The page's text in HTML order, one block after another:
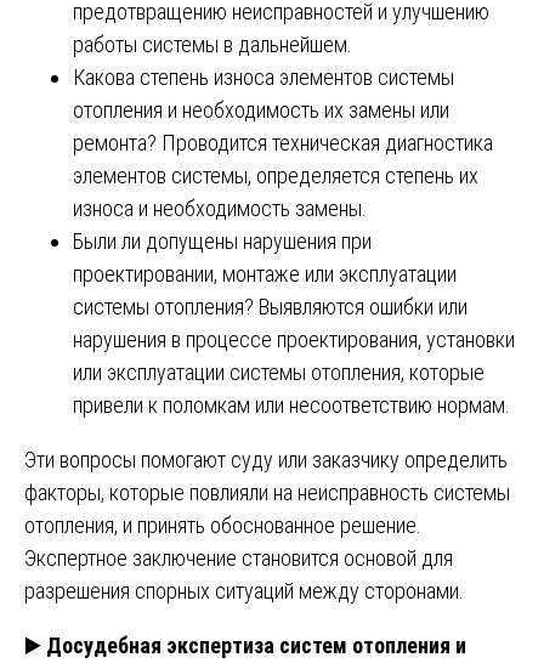
предотвращению неисправностей и улучшению
работы системы в дальнейшем.
Какова степень износа элементов системы
отопления и необходимость их замены или
ремонта? Проводится техническая диагностика
элементов системы, определяется степень их
износа и необходимость замены.
Были ли допущены нарушения при
проектировании, монтаже или эксплуатации
системы отопления? Выявляются ошибки или
нарушения в процессе проектирования, установки
или эксплуатации системы отопления, которые
привели к поломкам или несоответствию нормам.
Эти вопросы помогают суду или заказчику определить
факторы, которые повлияли на неисправность системы
отопления, и принять обоснованное решение.
Экспертное заключение становится основой для
разрешения спорных ситуаций между сторонами.
▶️ Досудебная экспертиза систем отопления и